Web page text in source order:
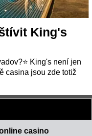
King's
King's není jen
casina jsou zde totiž
casino